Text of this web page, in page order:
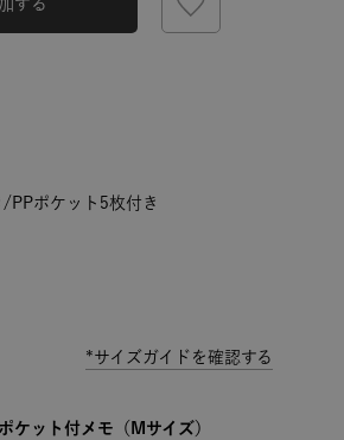
ポケット5枚付き
*サイズガイドを確認する
ット付メモ（Mサイズ）